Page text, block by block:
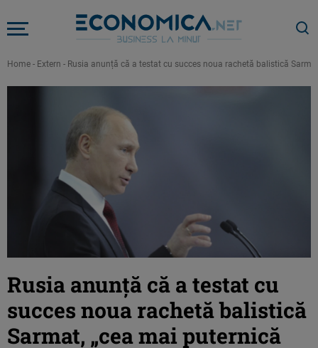
Home - Extern - Rusia anunță că a testat cu succes noua rachetă balistică
Rusia anunță că a testat cu
succes noua rachetă balistică
Sarmat, „cea mai puternică